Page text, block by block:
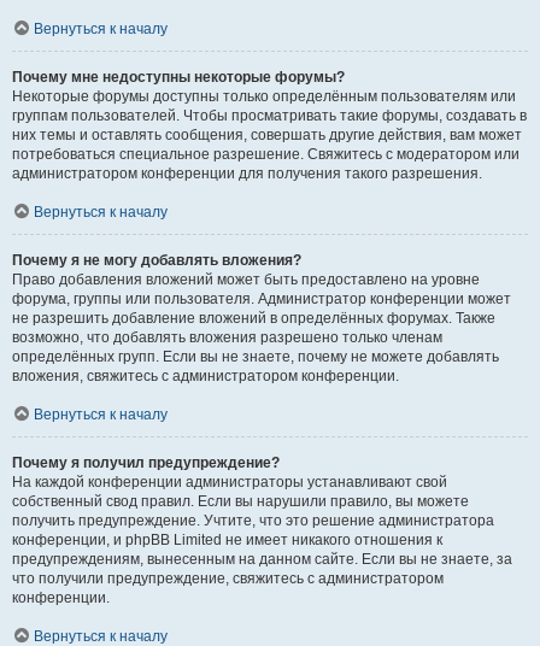
Вернуться к началу
Почему мне недоступны некоторые форумы?
Некоторые форумы доступны только определённым пользователям или
группам пользователей. Чтобы просматривать такие форумы, создавать в
них темы и оставлять сообщения, совершать другие действия, вам может
потребоваться специальное разрешение. Свяжитесь с модератором или
администратором конференции для получения такого разрешения.
Вернуться к началу
Почему я не могу добавлять вложения?
Право добавления вложений может быть предоставлено на уровне
форума, группы или пользователя. Администратор конференции может
не разрешить добавление вложений в определённых форумах. Также
возможно, что добавлять вложения разрешено только членам
определённых групп. Если вы не знаете, почему не можете добавлять
вложения, свяжитесь с администратором конференции.
Вернуться к началу
Почему я получил предупреждение?
На каждой конференции администраторы устанавливают свой
собственный свод правил. Если вы нарушили правило, вы можете
получить предупреждение. Учтите, что это решение администратора
конференции, и phpBB Limited не имеет никакого отношения к
предупреждениям, вынесенным на данном сайте. Если вы не знаете, за
что получили предупреждение, свяжитесь с администратором
конференции.
Вернуться к началу